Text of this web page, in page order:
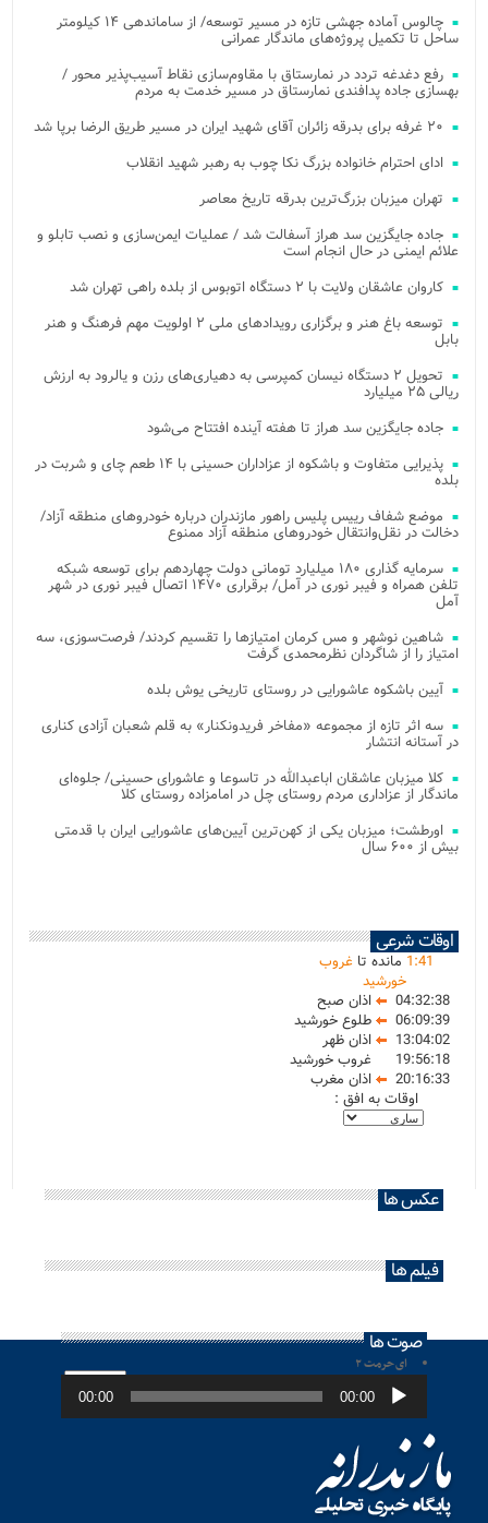
چالوس آماده جهشی تازه در مسیر توسعه/ از ساماندهی ۱۴ کیلومتر
ساحل تا تکمیل پروژه‌های ماندگار عمرانی
رفع دغدغه تردد در نمارستاق با مقاوم‌سازی نقاط آسیب‌پذیر محور /
بهسازی جاده پدافندی نمارستاق در مسیر خدمت به مردم
۲۰ غرفه برای بدرقه زائران آقای شهید ایران در مسیر طریق الرضا برپا شد
ادای احترام خانواده بزرگ نکا چوب به رهبر شهید انقلاب
تهران میزبان بزرگ‌ترین بدرقه تاریخ معاصر
جاده جایگزین سد هراز آسفالت شد / عملیات ایمن‌سازی و نصب تابلو و
علائم ایمنی در حال انجام است
کاروان عاشقان ولایت با ۲ دستگاه اتوبوس از بلده راهی تهران شد
توسعه باغ هنر و برگزاری رویدادهای ملی ۲ اولویت مهم فرهنگ و هنر
بابل
تحویل ۲ دستگاه نیسان کمپرسی به دهیاری‌های رزن و یالرود به ارزش
ریالی ۲۵ میلیارد
جاده جایگزین سد هراز تا هفته آینده افتتاح می‌شود
پذیرایی متفاوت و باشکوه از عزاداران حسینی با ۱۴ طعم چای و شربت در
بلده
موضع شفاف رییس پلیس راهور مازندران درباره خودروهای منطقه آزاد/
دخالت در نقل‌وانتقال خودروهای منطقه آزاد ممنوع
سرمایه گذاری ۱۸۰ میلیارد تومانی دولت چهاردهم برای توسعه شبکه
تلفن همراه و فیبر نوری در آمل/ برقراری ۱۴۷۰ اتصال فیبر نوری در شهر
آمل
شاهین نوشهر و مس کرمان امتیازها را تقسیم کردند/ فرصت‌سوزی، سه
امتیاز را از شاگردان نظرمحمدی گرفت
آیین باشکوه عاشورایی در روستای تاریخی یوش بلده
سه اثر تازه از مجموعه «مفاخر فریدونکنار» به قلم شعبان آزادی کناری
در آستانه انتشار
کلا میزبان عاشقان اباعبدالله در تاسوعا و عاشورای حسینی/ جلوه‌ای
ماندگار از عزاداری مردم روستای چل در امامزاده روستای کلا
اورطشت؛ میزبان یکی از کهن‌ترین آیین‌های عاشورایی ایران با قدمتی
بیش از ۶۰۰ سال
اوقات شرعی
1:41 مانده تاغروب
خورشید
04:32:38
اذان صبح
06:09:39
طلوع خورشید
13:04:02
اذان ظهر
19:56:18
غروب خورشید
20:16:33
اذان مغرب
اوقات به افق :
عکس ها
فیلم ها
صوت ها
ای حرمت ۲
پخش‌کننده
صوت 00:00
00:00